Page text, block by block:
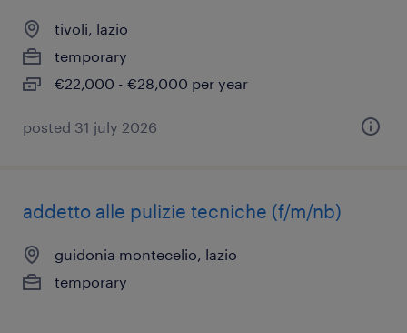
tivoli, lazio
temporary
€22,000 - €28,000 per year
posted 31 july 2026
addetto alle pulizie tecniche (f/m/nb)
guidonia montecelio, lazio
temporary